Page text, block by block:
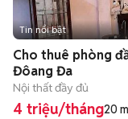
Tin nổi bật
Cho thuê phòng
Đôang Đa
Nội thất đầy đủ
4 triệu/tháng20